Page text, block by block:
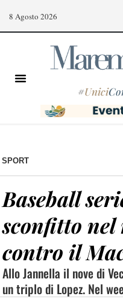
8 Agosto 2026
#Unici
SPORT
Baseball
sconfitto nel
contro il
Allo Jannella il nove di
un triplo di Lopez. Nel